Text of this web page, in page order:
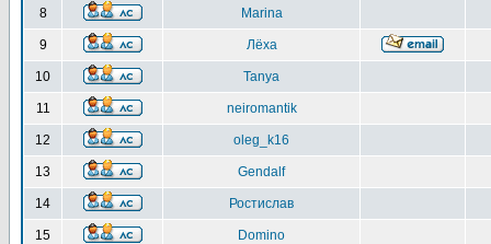
8 Marina
9 Лёха
10 Tanya
11 neiromantik
12 oleg_k16
13 Gendalf
14 Ростислав
15 Domino